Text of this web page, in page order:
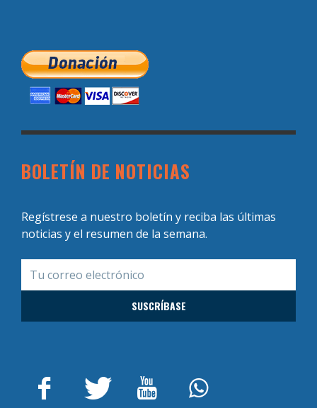
BOLETÍN DE NOTICIAS
Regístrese a nuestro boletín y reciba las últimas
noticias y el resumen de la semana.